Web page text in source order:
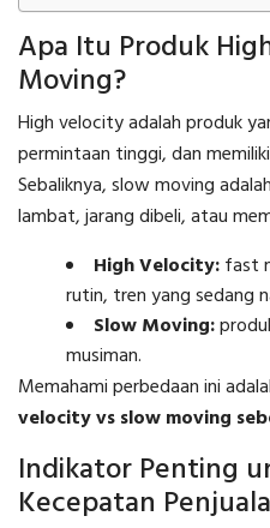
Apa Itu Produk
Moving?
High velocity adalah produk
permintaan tinggi, dan
Sebaliknya, slow moving
lambat, jarang dibeli, atau
High Velocity:fast
rutin, tren yang sedang
Slow Moving:
musiman.
Memahami perbedaan ini
velocity vs slow moving
Indikator Penting
Kecepatan